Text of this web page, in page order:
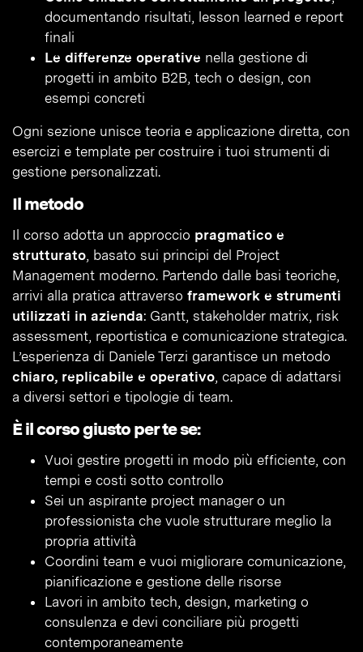
documentando risultati, lesson learned e report
finali
Le differenze operative nella gestione di
progetti in ambito B2B, tech o design, con
esempi concreti
Ogni sezione unisce teoria e applicazione diretta, con
esercizi e template per costruire i tuoi strumenti di
gestione personalizzati.
Il metodo
Il corso adotta un approccio pragmatico e
strutturato, basato sui principi del Project
Management moderno. Partendo dalle basi teoriche,
arrivi alla pratica attraverso framework e strumenti
utilizzati in azienda: Gantt, stakeholder matrix, risk
assessment, reportistica e comunicazione strategica.
L’esperienza di Daniele Terzi garantisce un metodo
chiaro, replicabile e operativo, capace di adattarsi
a diversi settori e tipologie di team.
È il corso giusto per te se:
Vuoi gestire progetti in modo più efficiente, con
tempi e costi sotto controllo
Sei un aspirante project manager o un
professionista che vuole strutturare meglio la
propria attività
Coordini team e vuoi migliorare comunicazione,
pianificazione e gestione delle risorse
Lavori in ambito tech, design, marketing o
consulenza e devi conciliare più progetti
contemporaneamente